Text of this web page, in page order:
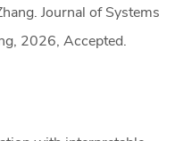
Journal of Systems
2026, Accepted.